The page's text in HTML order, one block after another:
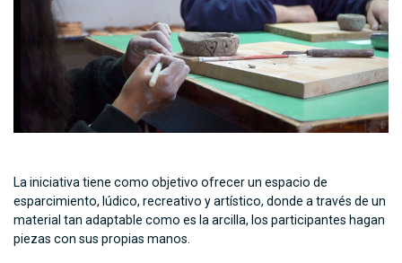
La iniciativa tiene como objetivo ofrecer un espacio de
esparcimiento, lúdico, recreativo y artístico, donde a través de un
material tan adaptable como es la arcilla, los participantes hagan
piezas con sus propias manos.